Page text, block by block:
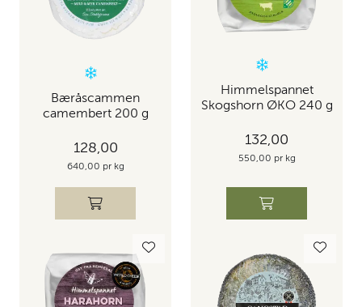
Bæråscammen
camembert 200 g
128,00
640,00 pr kg
Himmelspannet
Skogshorn ØKO 240 g
132,00
550,00 pr kg